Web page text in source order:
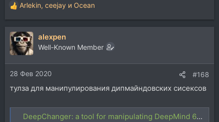
Р
е
а
к
ц
и
и
:
Arlekin, ceejay и Ocean
alexpen
Well-Known Member
28 Фев 2020 #168
тулза для манипулирования дипмайндовских сисексов
DeepChanger: a tool for manipulating DeepMind 6/12/12D SysEx files